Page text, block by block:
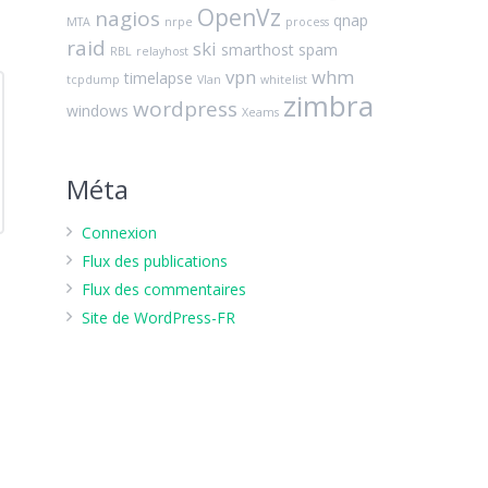
MTA nagios nrpe OpenVz process qnap
raid RBL relayhost ski smarthost spam
tcpdump timelapse Vlan vpn whitelist whm
windows wordpress Xeams zimbra
Méta
Connexion
Flux des publications
Flux des commentaires
Site de WordPress-FR